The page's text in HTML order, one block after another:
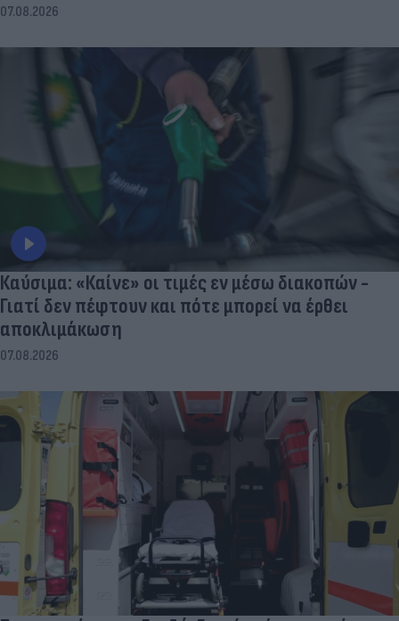
07.08.2026
Καύσιμα: «Καίνε» οι τιμές εν μέσω διακοπών -
Γιατί δεν πέφτουν και πότε μπορεί να έρθει
αποκλιμάκωση
07.08.2026